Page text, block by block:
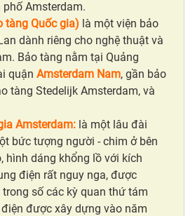
Amsterdam.
tàng Quốc gia) là một viện bảo
dành riêng cho nghệ thuật và
Bảo tàng nằm tại Quảng
quận Amsterdam Nam, gần bảo
tàng Stedelijk Amsterdam, và
Amsterdam: là một lâu đài
bức tượng người - chim ở bên
hình dáng khổng lồ với kích
điện rất nguy nga, được
số các kỳ quan thứ tám
được xây dựng vào năm